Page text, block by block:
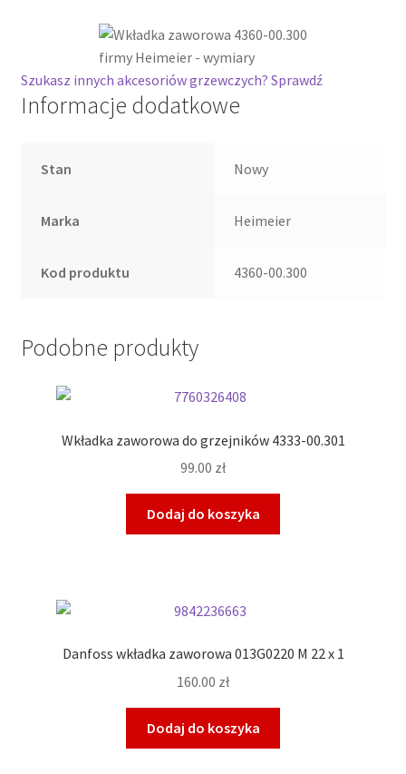
Szukasz innych akcesoriów grzewczych? Sprawdź
Informacje dodatkowe
Stan Nowy
Marka Heimeier
Kod produktu 4360-00.300
Podobne produkty
Wkładka zaworowa do grzejników 4333-00.301
99.00 zł
Dodaj do koszyka
Danfoss wkładka zaworowa 013G0220 M 22 x 1
160.00 zł
Dodaj do koszyka